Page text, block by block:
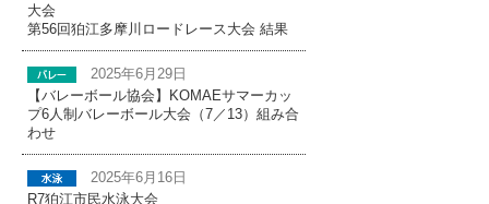
大会
第56回狛江多摩川ロードレース大会 結果
2025年6月29日
【バレーボール協会】KOMAEサマーカッ
プ6人制バレーボール大会（7／13）組み合
わせ
2025年6月16日
R7狛江市民水泳大会